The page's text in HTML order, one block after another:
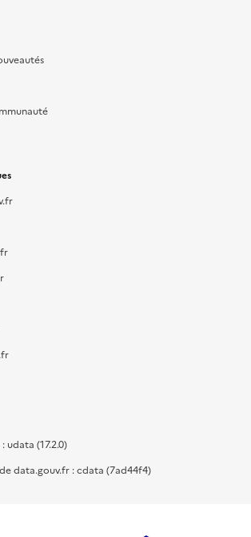
udata (17.2.0)
data.gouv.fr : cdata (7ad44f4)